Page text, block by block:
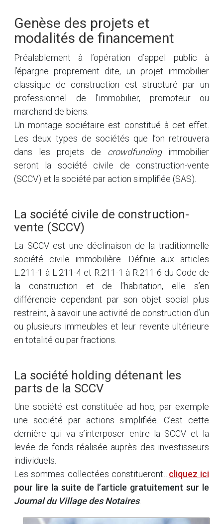
Genèse des projets et
modalités de financement
Préalablement à l’opération d’appel public à
l’épargne proprement dite, un projet immobilier
classique de construction est structuré par un
professionnel de l’immobilier, promoteur ou
marchand de biens.
Un montage sociétaire est constitué à cet effet.
Les deux types de sociétés que l’on retrouvera
dans les projets de crowdfundingimmobilier
seront la société civile de construction-vente
(SCCV) et la société par action simplifiée (SAS).
La société civile de construction-
vente (SCCV)
La SCCV est une déclinaison de la traditionnelle
société civile immobilière. Définie aux articles
L.211-1 à L.211-4 et R.211-1 à R.211-6 du Code de
la construction et de l’habitation, elle s’en
différencie cependant par son objet social plus
restreint, à savoir une activité de construction d’un
ou plusieurs immeubles et leur revente ultérieure
en totalité ou par fractions.
La société holding détenant les
parts de la SCCV
Une société est constituée ad hoc, par exemple
une société par actions simplifiée. C’est cette
dernière qui va s’interposer entre la SCCV et la
levée de fonds réalisée auprès des investisseurs
individuels.
Les sommes collectées constitueront… cliquez ici
pour lire la suite de l’article gratuitement sur le
Journal du Village des Notaires.